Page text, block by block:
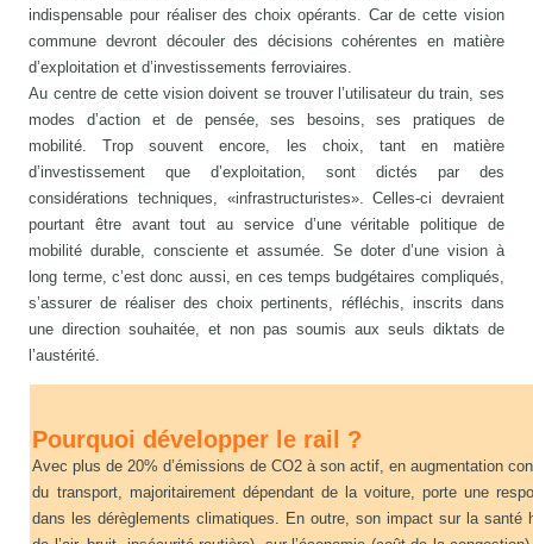
indispensable pour réaliser des choix opérants. Car de cette vision
commune devront découler des décisions cohérentes en matière
d’exploitation et d’investissements ferroviaires.
Au centre de cette vision doivent se trouver l’utilisateur du train, ses
modes d’action et de pensée, ses besoins, ses pratiques de
mobilité. Trop souvent encore, les choix, tant en matière
d’investissement que d’exploitation, sont dictés par des
considérations techniques, «infrastructuristes». Celles-ci devraient
pourtant être avant tout au service d’une véritable politique de
mobilité durable, consciente et assumée. Se doter d’une vision à
long terme, c’est donc aussi, en ces temps budgétaires compliqués,
s’assurer de réaliser des choix pertinents, réfléchis, inscrits dans
une direction souhaitée, et non pas soumis aux seuls diktats de
l’austérité.
Pourquoi développer le rail ?
Avec plus de 20% d’émissions de CO2 à son actif, en augmentation
du transport, majoritairement dépendant de la voiture, porte une
dans les dérèglements climatiques. En outre, son impact sur la santé